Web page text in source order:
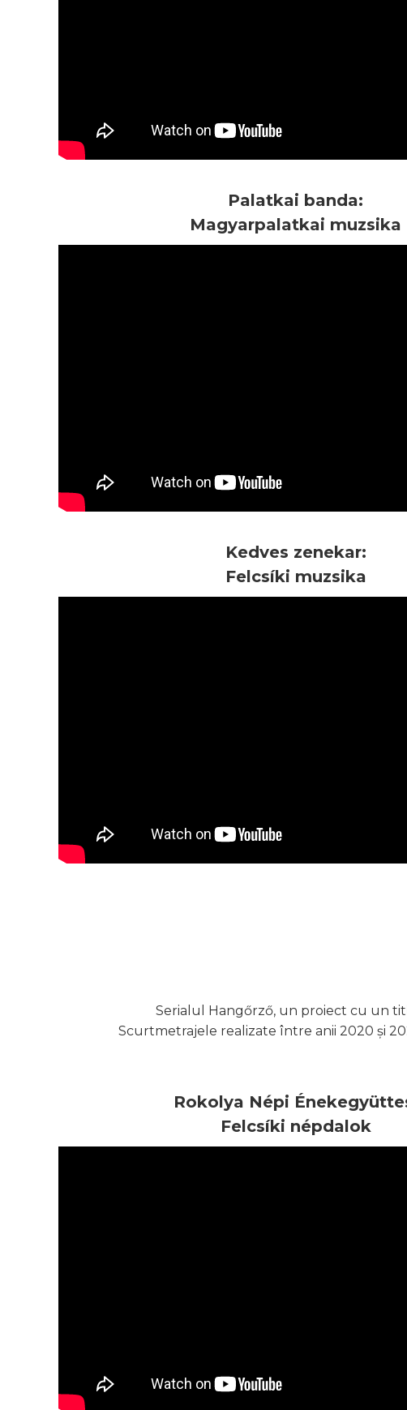
Palatkai banda:
Magyarpalatkai muzsika
Kedves zenekar:
Felcsíki muzsika
Serialul Hangőrző, un proiect cu un
Scurtmetrajele realizate între anii 2020 și
Rokolya Népi
Felcsíki népdalok